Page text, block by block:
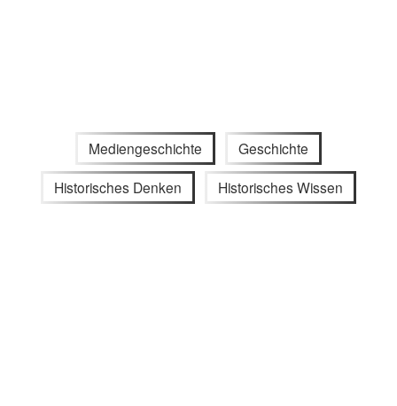
Mediengeschichte Geschichte
Historisches Denken Historisches Wissen